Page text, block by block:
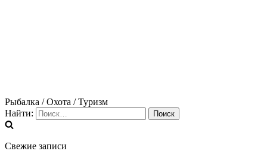
Рыбалка / Охота / Туризм
Найти:
Свежие записи